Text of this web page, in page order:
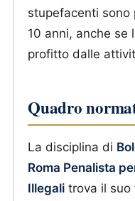
stupefacenti sono
10 anni, anche se
profitto dalle
Quadro
La disciplina di
Roma Penalista
Illegali trova il suo